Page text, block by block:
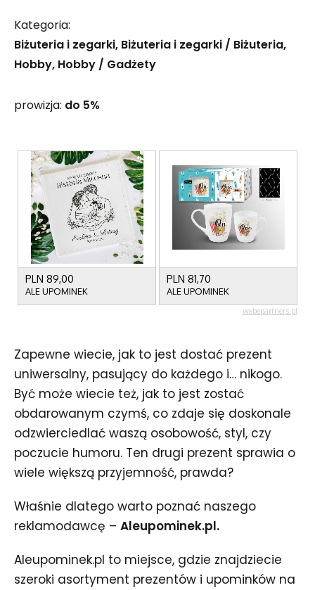
Kategoria:
Biżuteria i zegarki Biżuteria i zegarki / Biżuteria
Hobby Hobby / Gadżety
prowizja: do 5%
Zapewne wiecie, jak to jest dostać prezent
uniwersalny, pasujący do każdego i… nikogo.
Być może wiecie też, jak to jest zostać
obdarowanym czymś, co zdaje się doskonale
odzwierciedlać waszą osobowość, styl, czy
poczucie humoru. Ten drugi prezent sprawia o
wiele większą przyjemność, prawda?
Właśnie dlatego warto poznać naszego
reklamodawcę – Aleupominek.pl.
Aleupominek.pl to miejsce, gdzie znajdziecie
szeroki asortyment prezentów i upominków na